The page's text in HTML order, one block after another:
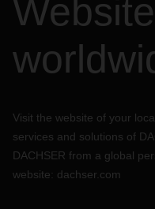
Visit the website of your
services and solutions of
DACHSER from a global
website: dachser.com